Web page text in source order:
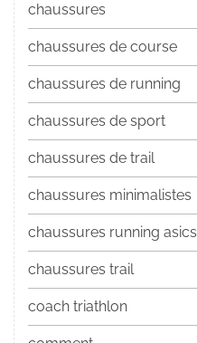
chaussures
chaussures de course
chaussures de running
chaussures de sport
chaussures de trail
chaussures minimalistes
chaussures running asics
chaussures trail
coach triathlon